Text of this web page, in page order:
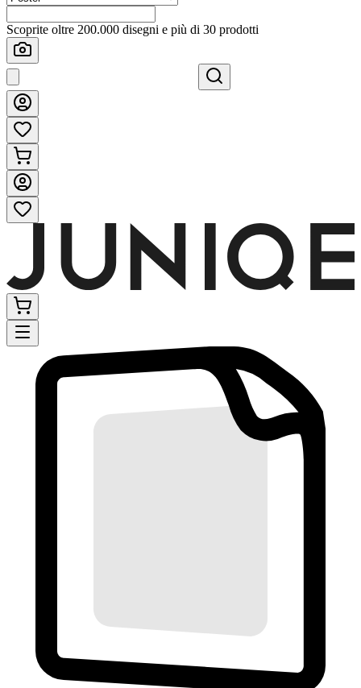
Scoprite oltre 200.000 disegni e più di 30 prodotti